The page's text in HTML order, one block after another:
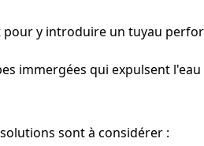
y introduire un tuyau
immergées qui expulsent
sont à considérer :